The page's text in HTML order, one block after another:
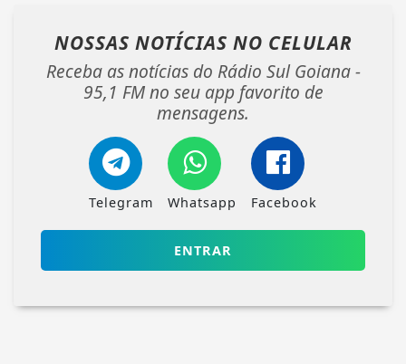
NOSSAS NOTÍCIAS NO CELULAR
Receba as notícias do Rádio Sul Goiana -
95,1 FM no seu app favorito de
mensagens.
Telegram Whatsapp Facebook
ENTRAR